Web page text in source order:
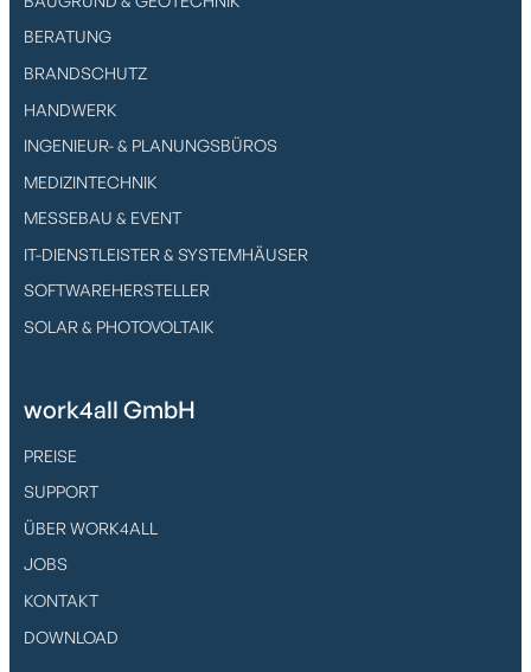
BERATUNG
BRANDSCHUTZ
HANDWERK
INGENIEUR- & PLANUNGSBÜROS
MEDIZINTECHNIK
MESSEBAU & EVENT
IT-DIENSTLEISTER & SYSTEMHÄUSER
SOFTWAREHERSTELLER
SOLAR & PHOTOVOLTAIK
work4all GmbH
PREISE
SUPPORT
ÜBER WORK4ALL
JOBS
KONTAKT
DOWNLOAD